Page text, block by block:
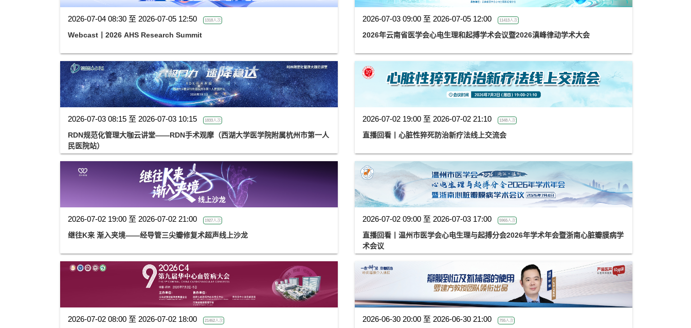
2026-07-04 08:30 至 2026-07-05 12:50 1318人次
Webcast丨2026 AHS Research Summit
2026-07-03 09:00 至 2026-07-05 12:00 11413人次
2026年云南省医学会心电生理和起搏学术会议暨2026滇峰律动学术大会
2026-07-03 08:15 至 2026-07-03 10:15 1833人次
RDN规范化管理大咖云讲堂——RDN手术观摩（西湖大学医学院附属杭州市第一人
民医院站）
2026-07-02 19:00 至 2026-07-02 21:10 1348人次
直播回看丨心脏性猝死防治新疗法线上交流会
2026-07-02 19:00 至 2026-07-02 21:00 1927人次
继往K来 渐入夹境——经导管三尖瓣修复术超声线上沙龙
2026-07-02 09:00 至 2026-07-03 17:00 5965人次
直播回看丨温州市医学会心电生理与起搏分会2026年学术年会暨浙南心脏瓣膜病学
术会议
2026-07-02 08:00 至 2026-07-02 18:00 21462人次 2026-06-30 20:00 至 2026-06-30 21:00 755人次